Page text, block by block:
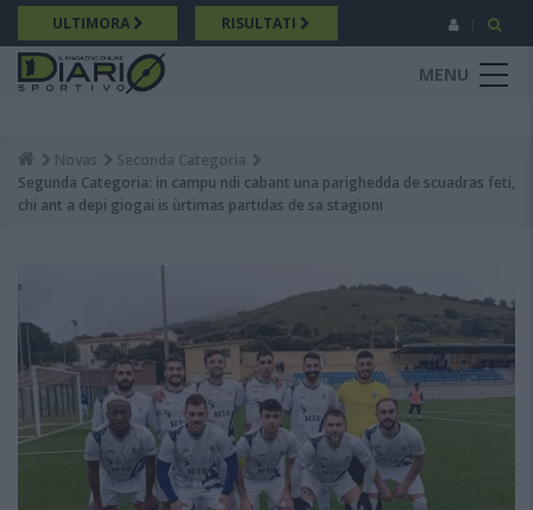
Salta
al
contenuto
principale
ULTIMORA RISULTATI
MENU
Breadcrumb
Novas
Seconda Categoria
Segunda Categoria: in campu ndi cabant una parighedda de scuadras feti,
chi ant a depi giogai is ùrtimas partidas de sa stagioni